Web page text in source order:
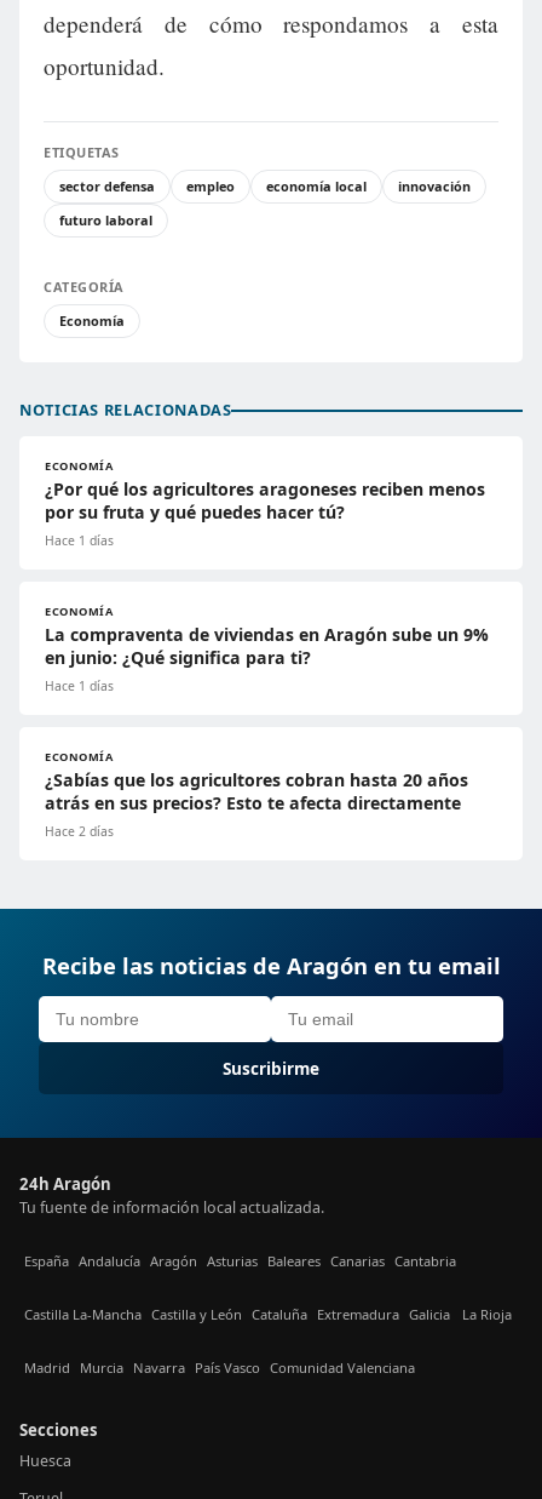
dependerá de cómo respondamos a esta
oportunidad.
ETIQUETAS
sector defensa
empleo economía local
innovación
futuro laboral
CATEGORÍA
Economía
NOTICIAS RELACIONADAS
ECONOMÍA
¿Por qué los agricultores aragoneses reciben menos
por su fruta y qué puedes hacer tú?
Hace 1 días
ECONOMÍA
La compraventa de viviendas en Aragón sube un 9%
en junio: ¿Qué significa para ti?
Hace 1 días
ECONOMÍA
¿Sabías que los agricultores cobran hasta 20 años
atrás en sus precios? Esto te afecta directamente
Hace 2 días
Recibe las noticias de Aragón en tu email
Suscribirme
24h Aragón
Tu fuente de información local actualizada.
España Andalucía Aragón Asturias Baleares Canarias Cantabria
Castilla La-Mancha Castilla y León Cataluña Extremadura Galicia La Rioja
Madrid Murcia Navarra País Vasco Comunidad Valenciana
Secciones
Huesca